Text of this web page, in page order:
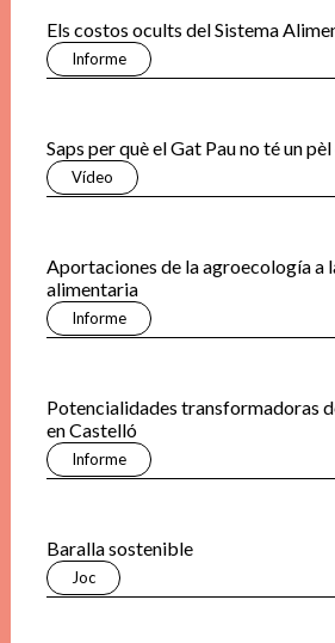
Informe
Els costos ocults del Sistema
Vídeo
Saps per què el Gat Pau no té un
Informe
Aportaciones de la agroecología a
alimentaria
Informe
Potencialidades transformadoras
en Castelló
Joc
Baralla sostenible